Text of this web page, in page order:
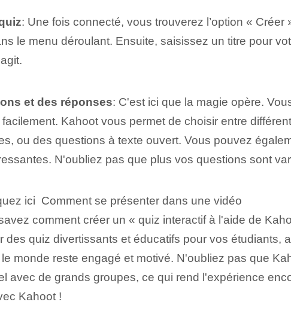
: Une fois connecté, vous trouverez l’option «
le menu déroulant. Ensuite, saisissez un ⁤titre pour
⁤et⁤ des réponses: C'est ici que la magie opère.
⁤Kahoot vous permet de choisir entre
ou des questions à texte ouvert. Vous pouvez
N'oubliez pas que plus vos questions sont
ici Comment se présenter dans une vidéo
comment créer un « quiz interactif à l'aide de
des quiz divertissants et éducatifs pour vos
monde reste engagé et motivé. N'oubliez pas que
avec de grands groupes, ce qui rend l'expérience
Kahoot !